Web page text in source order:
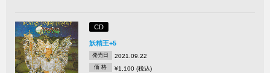
CD
妖精王+5
発売日 2021.09.22
価 格 ¥1,100 (税込)